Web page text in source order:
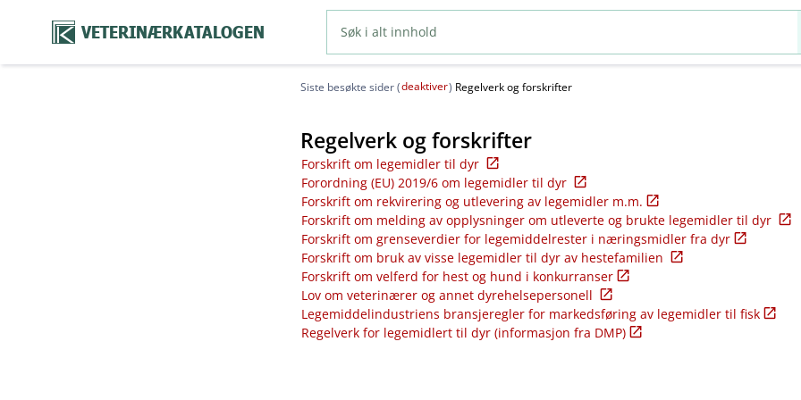
VETERINÆRKATALOGEN
Siste besøkte sider (deaktiver) Regelverk og forskrifter
Regelverk og forskrifter
Forskrift om legemidler til dyr
Forordning (EU) 2019/6 om legemidler til dyr
Forskrift om rekvirering og utlevering av legemidler m.m.
Forskrift om melding av opplysninger om utleverte og brukte legemidler til dyr
Forskrift om grenseverdier for legemiddelrester i næringsmidler fra dyr
Forskrift om bruk av visse legemidler til dyr av hestefamilien
Forskrift om velferd for hest og hund i konkurranser
Lov om veterinærer og annet dyrehelsepersonell
Legemiddelindustriens bransjeregler for markedsføring av legemidler til fisk
Regelverk for legemidlert til dyr (informasjon fra DMP)